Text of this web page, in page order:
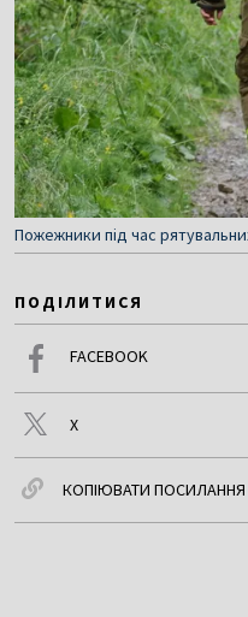
Пожежники під час
ПОДІЛИТИСЯ
FACEBOOK
X
КОПІЮВАТИ ПОСИЛАННЯ